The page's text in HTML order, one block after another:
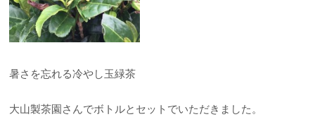
暑さを忘れる冷やし玉緑茶
大山製茶園さんでボトルとセットでいただきました。